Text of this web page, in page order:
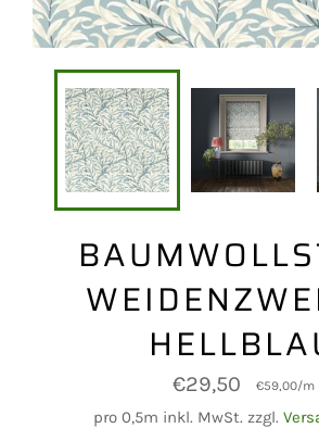
Normaler
Preis
€29,50 €59,00/m
pro 0,5m inkl. MwSt. zzgl.